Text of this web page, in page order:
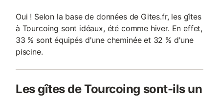
Oui ! Selon la base de données de Gites.fr, les gîtes
à Tourcoing sont idéaux, été comme hiver. En effet,
33 % sont équipés d'une cheminée et 32 % d'une
piscine.
Les gîtes de Tourcoing sont-ils un